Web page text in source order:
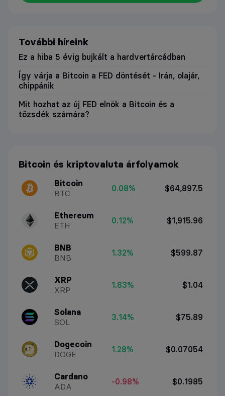
További híreink
Ez a hiba 5 évig bujkált a hardvertárcádban
Így várja a Bitcoin a FED döntését - Irán, olajár,
chippánik
Mit hozhat az új FED elnök a Bitcoin és a
tőzsdék számára?
Bitcoin és kriptovaluta árfolyamok
Bitcoin
BTC
0.08% $64,897.5
Ethereum
ETH
0.12% $1,915.96
BNB
BNB
1.32% $599.87
XRP
XRP
1.83% $1.04
Solana
SOL
3.14% $75.89
Dogecoin
DOGE
1.28% $0.07054
Cardano
ADA
-0.98% $0.1985